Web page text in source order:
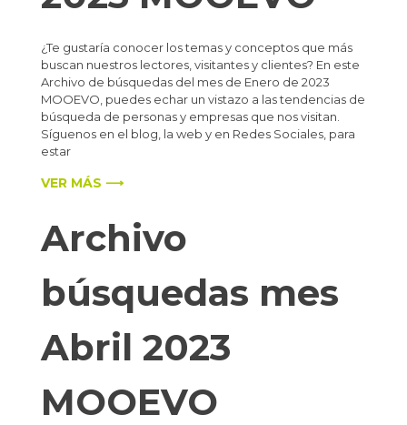
¿Te gustaría conocer los temas y conceptos que más
buscan nuestros lectores, visitantes y clientes? En este
Archivo de búsquedas del mes de Enero de 2023
MOOEVO, puedes echar un vistazo a las tendencias de
búsqueda de personas y empresas que nos visitan.
Síguenos en el blog, la web y en Redes Sociales, para
estar
VER MÁS ⟶
Archivo
búsquedas mes
Abril 2023
MOOEVO